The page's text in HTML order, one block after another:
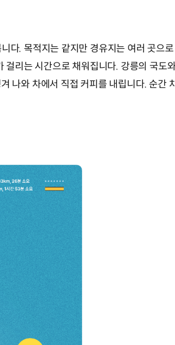
다. 목적지는 같지만 경유지는 여러 곳으
리는 시간으로 채워집니다. 강릉의 국도
나와 차에서 직접 커피를 내립니다. 순간